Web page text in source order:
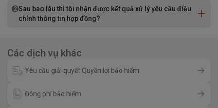
2 Sau bao lâu thì tôi nhận được kết quả xử lý yêu cầu điều
chỉnh thông tin hợp đồng?
Các dịch vụ khác
Yêu cầu giải quyết Quyền lợi bảo hiểm
Đóng phí bảo hiểm